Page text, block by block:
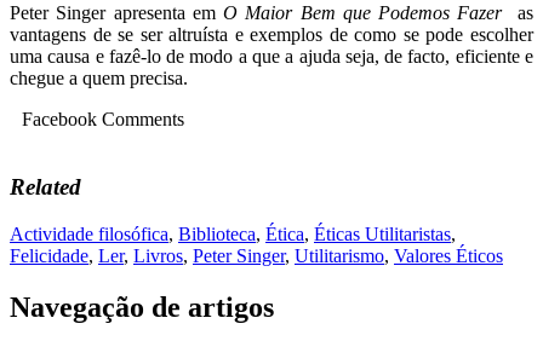
Peter Singer apresenta emO Maior Bem que Podemos Fazeras
vantagens de se ser altruísta e exemplos de como se pode escolher
uma causa e fazê-lo de modo a que a ajuda seja, de facto, eficiente e
chegue a quem precisa.
Facebook Comments
Related
Actividade filosófica, Biblioteca, Ética, Éticas Utilitaristas,
Felicidade, Ler, Livros, Peter Singer, Utilitarismo, Valores Éticos
Navegação de artigos